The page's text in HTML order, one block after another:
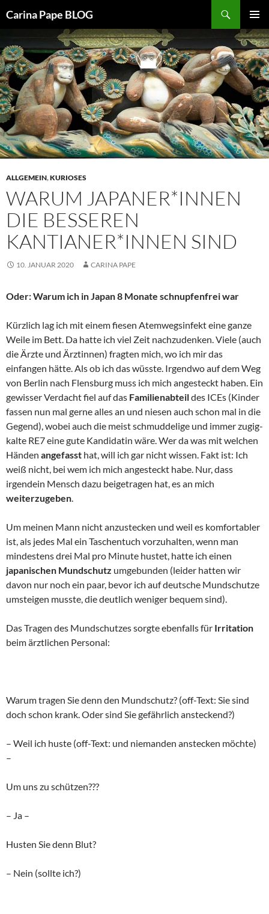
Carina Pape BLOG
MENÜ
SPRINGEN
ALLGEMEIN,KURIOSES
WARUM JAPANER*INNEN
DIE BESSEREN
KANTIANER*INNEN SIND
10. JANUAR 2020 CARINA PAPE
Oder: Warum ich in Japan 8 Monate schnupfenfrei war
Kürzlich lag ich mit einem fiesen Atemwegsinfekt eine ganze
Weile im Bett. Da hatte ich viel Zeit nachzudenken. Viele (auch
die Ärzte und Ärztinnen) fragten mich, wo ich mir das
einfangen hätte. Als ob ich das wüsste. Irgendwo auf dem Weg
von Berlin nach Flensburg muss ich mich angesteckt haben. Ein
gewisser Verdacht fiel auf das Familienabteildes ICEs (Kinder
fassen nun mal gerne alles an und niesen auch schon mal in die
Gegend), wobei auch die meist schmuddelige und immer zugig-
kalte RE7 eine gute Kandidatin wäre. Wer da was mit welchen
Händen angefasst hat, will ich gar nicht wissen. Fakt ist: Ich
weiß nicht, bei wem ich mich angesteckt habe. Nur, dass
irgendein Mensch dazu beigetragen hat, es an mich
weiterzugeben.
Um meinen Mann nicht anzustecken und weil es komfortabler
ist, als jedes Mal ein Taschentuch vorzuhalten, wenn man
mindestens drei Mal pro Minute hustet, hatte ich einen
japanischen Mundschutz umgebunden (leider hatten wir
davon nur noch ein paar, bevor ich auf deutsche Mundschutze
umsteigen musste, die deutlich weniger bequem sind).
Das Tragen des Mundschutzes sorgte ebenfalls für Irritation
beim ärztlichen Personal:
Warum tragen Sie denn den Mundschutz? (off-Text: Sie sind
doch schon krank. Oder sind Sie gefährlich ansteckend?)
– Weil ich huste (off-Text: und niemanden anstecken möchte)
–
Um uns zu schützen???
– Ja –
Husten Sie denn Blut?
– Nein (sollte ich?)